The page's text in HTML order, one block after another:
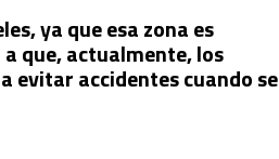
ya que esa zona es
que, actualmente, los
evitar accidentes cuando se